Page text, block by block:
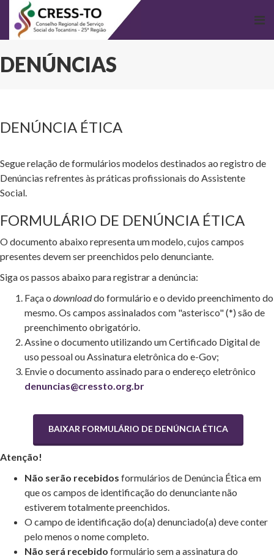
DENÚNCIAS
DENÚNCIA ÉTICA
Segue relação de formulários modelos destinados ao registro de
Denúncias refrentes às práticas profissionais do Assistente
Social.
FORMULÁRIO DE DENÚNCIA ÉTICA
O documento abaixo representa um modelo, cujos campos
presentes devem ser preenchidos pelo denunciante.
Siga os passos abaixo para registrar a denúncia:
Faça o downloaddo formulário e o devido preenchimento do
mesmo. Os campos assinalados com "asterisco" (*) são de
preenchimento obrigatório.
Assine o documento utilizando um Certificado Digital de
uso pessoal ou Assinatura eletrônica do e-Gov;
Envie o documento assinado para o endereço eletrônico
denuncias@cressto.org.br
BAIXAR FORMULÁRIO DE DENÚNCIA ÉTICA
Atenção!
Não serão recebidos formulários de Denúncia Ética em
que os campos de identificação do denunciante não
estiverem totalmente preenchidos.
O campo de identificação do(a) denunciado(a) deve conter
pelo menos o nome completo.
Não será recebido formulário sem a assinatura do